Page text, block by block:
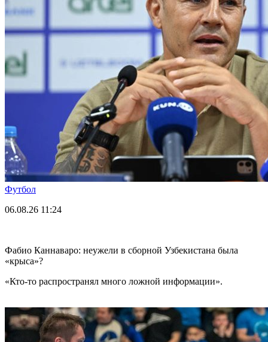
Футбол
06.08.26 11:24
Фабио Каннаваро: неужели в сборной Узбекистана была
«крыса»?
«Кто-то распространял много ложной информации».